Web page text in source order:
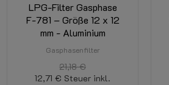
LPG-Filter Gasphase
F-781 – Größe 12 x 12
mm - Aluminium
Gasphasenfilter
21,18 €
12,71 € Steuer inkl.